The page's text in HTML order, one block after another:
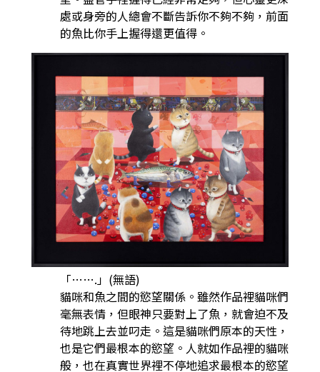
處或身旁的人總會不斷告訴你不夠不夠，前面
的魚比你手上握得還更值得。
「…….」(無語)
貓咪和魚之間的慾望關係。雖然作品裡貓咪們
毫無表情，但眼神只要對上了魚，就會迫不及
待地跳上去並叼走。這是貓咪們原本的天性，
也是它們最根本的慾望。人就如作品裡的貓咪
般，也在真實世界裡不停地追求最根本的慾望